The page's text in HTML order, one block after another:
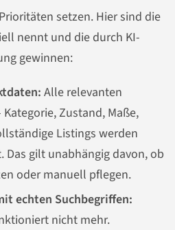
setzen. Hier sind die
nennt und die durch KI-
gewinnen:
Alle relevanten
Zustand, Maße,
Listings werden
Das gilt unabhängig davon, ob
oder manuell pflegen.
echten Suchbegriffen:
nicht mehr.